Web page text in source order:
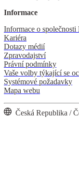
Informace
Informace o
Kariéra
Dotazy médií
Zpravodajství
Právní podmínky
Vaše volby týkající se
Systémové požadavky
Mapa webu
Česká Republika /